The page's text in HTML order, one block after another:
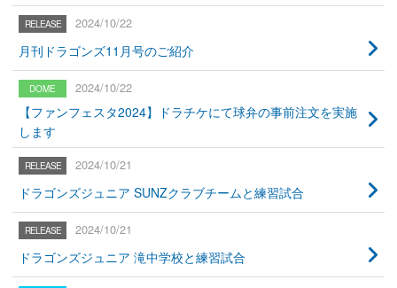
2024/10/22
月刊ドラゴンズ11月号のご紹介
2024/10/22
【ファンフェスタ2024】ドラチケにて球弁の事前注文を実施
します
2024/10/21
ドラゴンズジュニア SUNZクラブチームと練習試合
2024/10/21
ドラゴンズジュニア 滝中学校と練習試合